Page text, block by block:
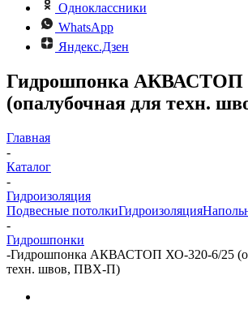
Одноклассники
WhatsApp
Яндекс.Дзен
Гидрошпонка АКВАСТОП
(опалубочная для техн.
Главная
-
Каталог
-
Гидроизоляция
Подвесные потолкиГидроизоляция
-
Гидрошпонки
-Гидрошпонка АКВАСТОП ХО-320-6/25
техн. швов, ПВХ-П)